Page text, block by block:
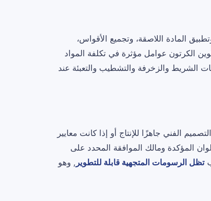
المادة اللاصقة، وتجميع الأقواس،
الكرتون عوامل مؤثرة في تكلفة المواد
الشريط والزخرفة والتشطيب والتعبئة عند
الفني جاهزًا للإنتاج أو إذا كانت معايير
المؤكدة ومالك الموافقة المحدد على
تظل الرسومات المتجهية قابلة للتطوير , وهو